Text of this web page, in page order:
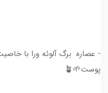
- عصاره برگ آلوئه ورا با
پوست🌱🪴